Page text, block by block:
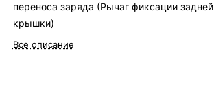
переноса заряда (Рычаг фиксации задней
крышки)
Все описание